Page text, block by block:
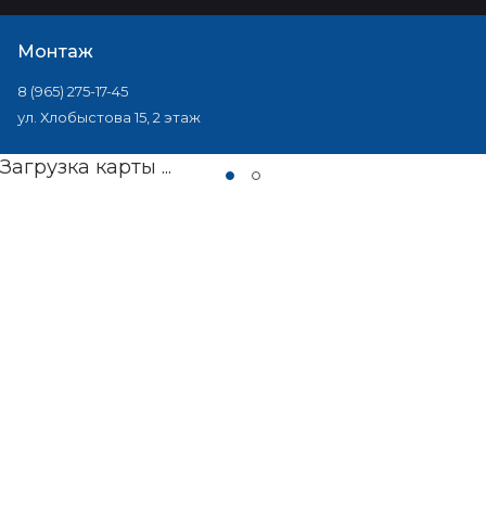
Монтаж
8 (965) 275-17-45
ул. Хлобыстова 15, 2 этаж
Загрузка карты ...